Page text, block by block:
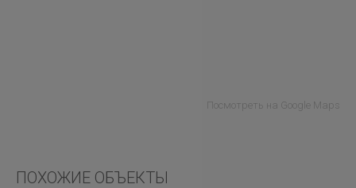
Посмотреть на Google Maps
ПОХОЖИЕ ОБЪЕКТЫ